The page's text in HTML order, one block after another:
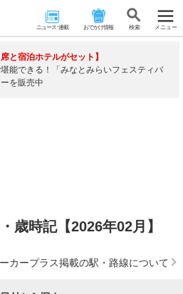
ニュース･連載 おでかけ情報 検 索 メニュー
と宿泊ホテルがセット】
能できる！「みなとみらいフェスティバ
を販売中
歳時記【2026年02月】
カープラス掲載の駅・路線について